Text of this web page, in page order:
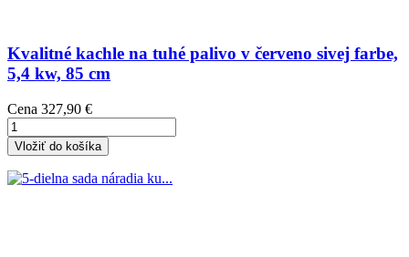
Kvalitné kachle na tuhé palivo v červeno sivej farbe,
5,4 kw, 85 cm
Cena 327,90 €
Vložiť do košíka